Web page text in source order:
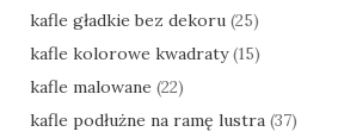
kafle gładkie bez dekoru (25)
kafle kolorowe kwadraty (15)
kafle malowane (22)
kafle podłużne na ramę lustra (37)